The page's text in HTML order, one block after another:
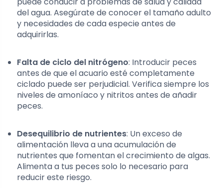
del agua. Asegúrate de conocer el tamaño adulto
y necesidades de cada especie antes de
adquirirlas.
Falta de ciclo del nitrógeno: Introducir peces
antes de que el acuario esté completamente
ciclado puede ser perjudicial. Verifica siempre los
niveles de amoníaco y nitritos antes de añadir
peces.
Desequilibrio de nutrientes: Un exceso de
alimentación lleva a una acumulación de
nutrientes que fomentan el crecimiento de algas.
Alimenta a tus peces solo lo necesario para
reducir este riesgo.